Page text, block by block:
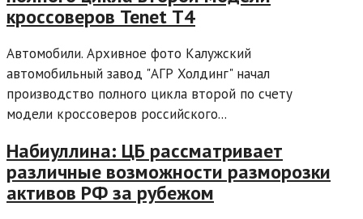
кроссоверов Tenet Т4
Автомобили. Архивное фото Калужский
автомобильный завод "АГР Холдинг" начал
производство полного цикла второй по счету
модели кроссоверов российского...
Набиуллина: ЦБ рассматривает
различные возможности разморозки
активов РФ за рубежом